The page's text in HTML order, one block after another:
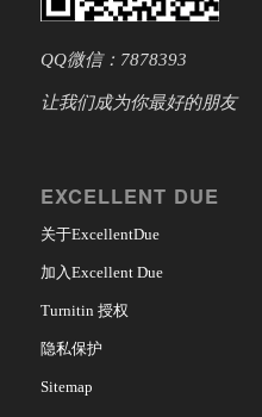
QQ微信：7878393
让我们成为你最好的朋友
EXCELLENT DUE
关于ExcellentDue
加入Excellent Due
Turnitin 授权
隐私保护
Sitemap